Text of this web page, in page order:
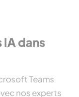
IA dans
Teams
nos experts